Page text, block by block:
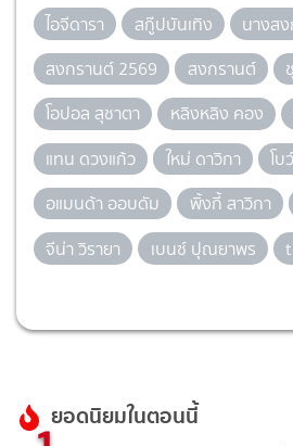
ไอจีดารา
สกู๊ปบันเทิง
นางส
สงกรานต์ 2569
สงกรานต์
โอปอล สุชาตา
หลิงหลิง คอง
แทน ดวงแก้ว
ใหม่ ดาวิกา
โบ
อแมนด้า ออบดัม
พิ้งกี้ สาวิกา
จีน่า วิรายา
เบนซ์ ปุณยาพร
ยอดนิยมในตอนนี้